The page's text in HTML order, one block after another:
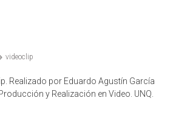
videoclip
Realizado por Eduardo Agustín García
y Realización en Video. UNQ.